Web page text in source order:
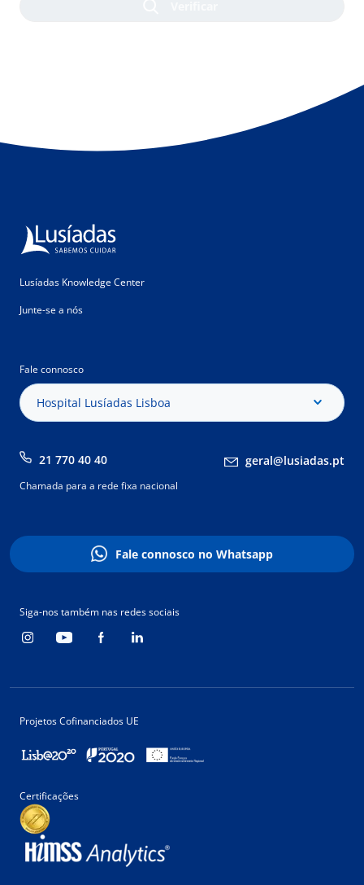
Lusíadas Knowledge Center
Junte-se a nós
Fale connosco
Hospital Lusíadas Lisboa
21 770 40 40 geral@lusiadas.pt
Chamada para a rede fixa nacional
Fale connosco no Whatsapp
Siga-nos também nas redes sociais
Projetos Cofinanciados UE
Certificações